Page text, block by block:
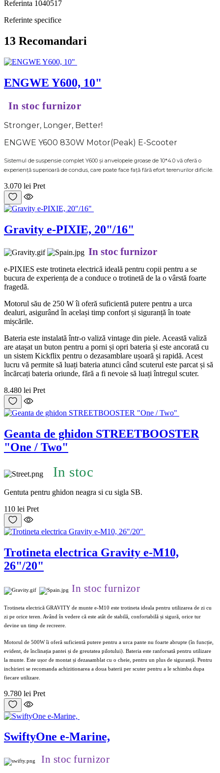
Referinta 1040517
Referinte specifice
13 Recomandari
ENGWE Y600, 10"
In stoc furnizor
Stronger, Longer, Better!
ENGWE Y600 830W Motor(Peak) E-Scooter
Sistemul de suspensie complet Y600 și anvelopele groase de 10*4.0 vă oferă o
experiență superioară de condus, care poate face față fără efort terenurilor dificile.
3.070 lei Pret
Gravity e-PIXIE, 20"/16"
In stoc furnizor
e-PIXIES este trotineta electrică ideală pentru copii pentru a se
bucura de experiența de a conduce o trotinetă de la o vârstă foarte
fragedă.
Motorul său de 250 W îi oferă suficientă putere pentru a urca
dealuri, asigurând în același timp confort și siguranță în toate
mișcările.
Bateria este instalată într-o valiză vintage din piele. Această valiză
are atașat un buton pentru a porni și opri bateria și este ancorată cu
un sistem Kickflix pentru o dezasamblare ușoară și rapidă. Acest
lucru vă permite să luați bateria atunci când scuterul este parcat și să
încărcați bateria oriunde, fără a fi nevoie să luați întregul scuter.
8.480 lei Pret
Geanta de ghidon STREETBOOSTER
"One / Two"
In stoc
Gentuta pentru ghidon neagra si cu sigla SB.
110 lei Pret
Trotineta electrica Gravity e-M10,
26"/20"
In stoc furnizor
Trotineta electrică GRAVITY de munte e-M10 este trotineta ideala pentru utilizarea de zi cu
zi pe orice teren. Având în vedere că este atât de stabilă, confortabilă și sigură, orice tur
devine un timp de recreere.
Motorul de 500W îi oferă suficientă putere pentru a urca pante nu foarte abrupte (în funcție,
evident, de înclinația pantei și de greutatea pilotului). Bateria este ranforsată pentru utilizare
la munte. Este ușor de montat și dezasamblat cu o cheie, pentru un plus de siguranță. Pentru
inchirieri se recomanda achizitionarea a doua baterii per scuter pentru a le schimba dupa
fiecare utilizare.
9.780 lei Pret
SwiftyOne e-Marine,
In stoc furnizor